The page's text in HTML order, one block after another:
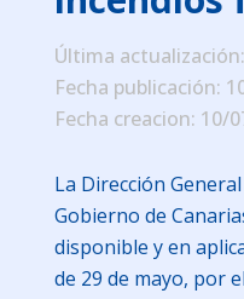
Última
Fecha publicación:
Fecha creacion: 10/
La Dirección
Gobierno de
disponible y en
de 29 de mayo, por